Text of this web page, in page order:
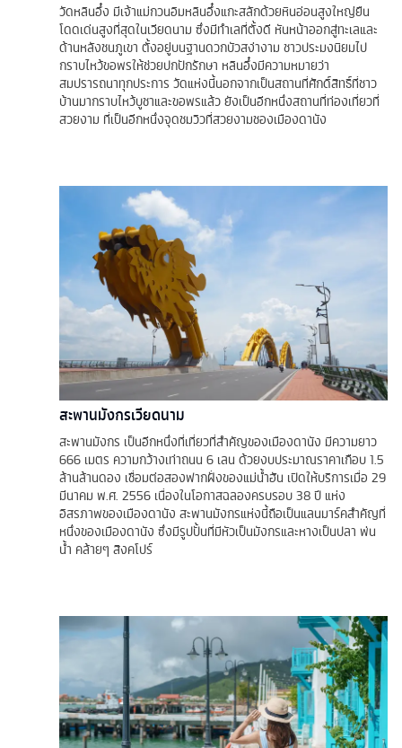
วัดหลินอึ๋ง มีเจ้าแม่กวนอิมหลินอึ๋งแกะสลักด้วยหินอ่อนสูงใหญ่ยืน
โดดเด่นสูงที่สุดในเวียดนาม ซึ่งมีทำเลที่ตั้งดี หันหน้าออกสู่ทะเลและ
ด้านหลังชนภูเขา ตั้งอยู่บนฐานดวกบัวสง่างาม ชาวประมงนิยมไป
กราบไหว้ขอพรให้ช่วยปกปักรักษา หลินอึ๋งมีความหมายว่า
สมปรารถนาทุกประการ วัดแห่งนี้นอกจากเป็นสถานที่ศักดิ์สิทธิ์ที่ชาว
บ้านมากราบไหว้บูชาและขอพรแล้ว ยังเป็นอีกหนึ่งสถานที่ท่องเที่ยวที่
สวยงาม ที่เป็นอีกหนึ่งจุดชมวิวที่สวยงามชองเมืองดานัง
สะพานมังกรเวียดนาม
สะพานมังกร เป็นอีกหนึ่งที่เที่ยวที่สำคัญของเมืองดานัง มีความยาว
666 เมตร ความกว้างเท่าถนน 6 เลน ด้วยงบประมาณราคาเกือบ 1.5
ล้านล้านดอง เชื่อมต่อสองฟากฝั่งของแม่น้ำฮัน เปิดให้บริการเมื่อ 29
มีนาคม พ.ศ. 2556 เนื่องในโอกาสฉลองครบรอบ 38 ปี แห่ง
อิสรภาพของเมืองดานัง สะพานมังกรแห่งนี้ถือเป็นแลนมาร์คสำคัญที่
หนึ่งของเมืองดานัง ซึ่งมีรูปปั้นที่มีหัวเป็นมังกรและหางเป็นปลา พ่น
น้ำ คล้ายๆ สิงคโปร์